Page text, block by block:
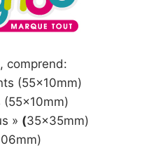
comprend:
(55x10mm)
(55x10mm)
» (35x35mm)